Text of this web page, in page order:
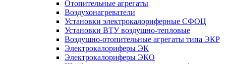
Отопительные агрегаты
Воздухонагреватели
Установки электрокалориферные СФОЦ
Установки ВТУ воздушно-тепловые
Воздушно-отопительные агрегаты типа ЭКР
Электрокалориферы ЭК
Электрокалориферы ЭКО